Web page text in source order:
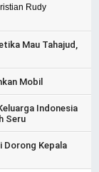
Rudy
Mau Tahajud,
Mobil
Indonesia
Seru
Dorong Kepala